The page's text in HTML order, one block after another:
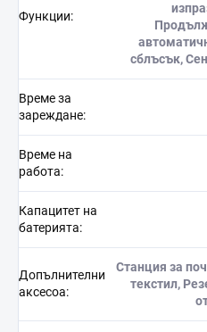
Функции:
сблъсък,
Време за
зареждане:
Време на
работа:
Капацитет на
батерията:
Допълнителни
аксесоа:
Станция за
текстил,